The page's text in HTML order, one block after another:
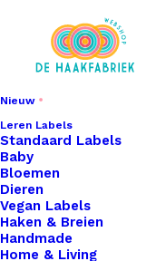
Nieuw
Leren Labels
Standaard Labels
Baby
Bloemen
Dieren
Vegan Labels
Haken & Breien
Handmade
Home & Living